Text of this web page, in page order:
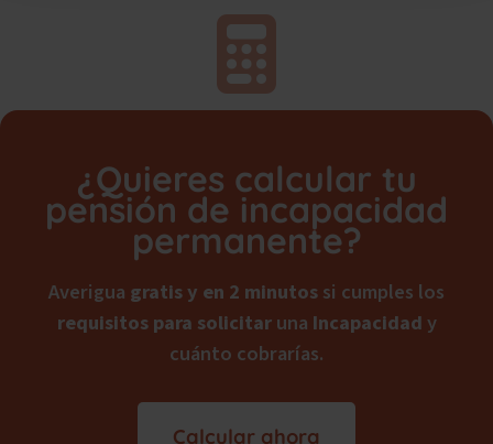
¿Quieres calcular tu
pensión de incapacidad
permanente?
Averigua gratis y en 2 minutossi cumples los
requisitos para solicitaruna Incapacidady
cuánto cobrarías.
Calcular ahora